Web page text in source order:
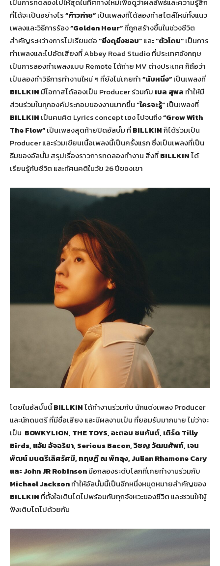
ที่ได้จะเป็นอย่างไร“ก้าวก่าย”เป็นเพลงที่ได้ลองทำสไตล์ใหม่ทั้งแนว
เพลงและวิธีการร้อง“Golden Hour”ที่ถูกสร้างขึ้นในช่วงชีวิต
สำคัญระหว่างการไปเรียนต่อ“ยิ่งดุยิ่งชอบ”และ“ตัวโดน”เป็นการ
ทำเพลงและไปอัดเสียงที่ Abbey Road Studio ที่ประเทศอังกฤษ
เป็นการลองทำเพลงแบบ Remote ได้ถ่าย MV ต่างประเทศ ก็ถือว่า
เป็นลองทำวิธีการทำงานใหม่ ๆ ที่ยังไม่เคยทำ“นับหนึ่ง”เป็นเพลงที่
BILLKIN มีโอกาสได้ลองเป็น Producer ร่วมกับ เบล สุพล ทำให้มี
ส่วนร่วมในทุกองค์ประกอบของงานมากขึ้น“ใครจะรู้”เป็นเพลงที่
BILLKIN เป็นคนคิด Lyrics conceptเองไปจนถึง“Grow With
The Flow”เป็นเพลงสุดท้ายปิดอัลบั้ม ที่BILLKINก็ได้ร่วมเป็น
Producer และร่วมเขียนเนื้อเพลงนี้เป็นครั้งแรก ซึ่งเป็นเพลงที่เป็น
ธีมของอัลบั้ม สรุปเรื่องราวการทดลองทำงาน สิ่งที่BILLKINได้
เรียนรู้กับชีวิต และทัศนคติในวัย 26 ปีของเขา
โดยในอัลบั้มนี้BILLKINได้ทำงานร่วมกับ นักแต่งเพลง Producer
และนักดนตรี ที่มีชื่อเสียง และมีผลงานเป็น ที่ยอมรับมากมาย ไม่ว่าจะ
เป็น BOWKYLION, THE TOYS,อะตอม ชนกันต์, เติร์ด Tilly
Birds, แอ้ม อัจฉริยา, Serious Bacon,วิชญ วัฒนศัพท์, เจน
พัฒน์ มนตรีเลิศรัศมี, ทฤษฏี ณ พัทลุง, Julian Rhamone Cary
และ John JR Robinsonมือกลองระดับโลกที่เคยทำงานร่วมกับ
Michael Jacksonทำให้อัลบั้มนี้เป็นอีกหนึ่งหมุดหมายสำคัญของ
BILLKIN ที่ตั้งใจเติบโตไปพร้อมกับทุกจังหวะของชีวิต และชวนให้ผู้
ฟังเติบโตไปด้วยกัน